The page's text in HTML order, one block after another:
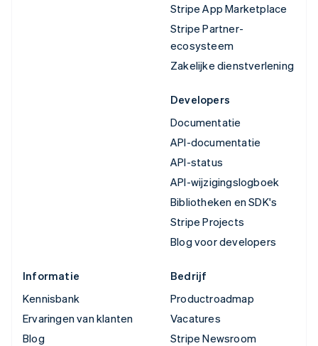
Stripe App Marketplace
Stripe Partner-
ecosysteem
Zakelijke dienstverlening
Developers
Documentatie
API-documentatie
API-status
API-wijzigingslogboek
Bibliotheken en SDK's
Stripe Projects
Blog voor developers
Informatie
Kennisbank
Ervaringen van klanten
Blog
Bedrijf
Productroadmap
Vacatures
Stripe Newsroom